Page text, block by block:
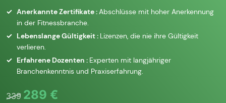
Anerkannte Zertifikate :Abschlüsse mit hoher Anerkennung
in der Fitnessbranche.
Lebenslange Gültigkeit : Lizenzen, die nie ihre Gültigkeit
verlieren.
Erfahrene Dozenten : Experten mit langjähriger
Branchenkenntnis und Praxiserfahrung.
339 289 €